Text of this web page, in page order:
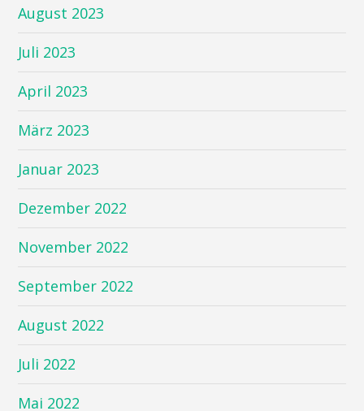
August 2023
Juli 2023
April 2023
März 2023
Januar 2023
Dezember 2022
November 2022
September 2022
August 2022
Juli 2022
Mai 2022